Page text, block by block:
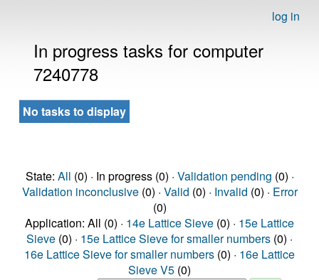
log in
In progress tasks for computer
7240778
No tasks to display
State: All (0) · In progress (0) · Validation pending (0) ·
Validation inconclusive(0) · Valid (0) · Invalid (0) · Error
(0)
Application: All (0) · 14e Lattice Sieve (0) · 15e Lattice
Sieve (0) · 15e Lattice Sieve for smaller numbers (0) ·
16e Lattice Sieve for smaller numbers (0) · 16e Lattice
Sieve V5 (0)